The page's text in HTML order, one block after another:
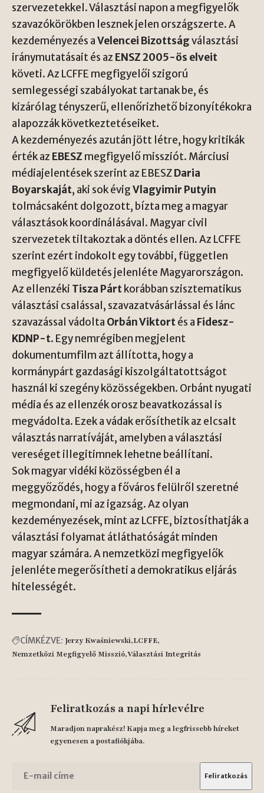
szervezetekkel. Választási napon a megfigyelők
szavazókörökben lesznek jelen országszerte. A
kezdeményezés aVelencei Bizottságválasztási
iránymutatásait és az ENSZ 2005-ös elveit
követi. Az LCFFE megfigyelői szigorú
semlegességi szabályokat tartanak be, és
kizárólag tényszerű, ellenőrizhető bizonyítékokra
alapozzák következtetéseiket.
A kezdeményezés azután jött létre, hogy kritikák
érték az EBESZmegfigyelő missziót. Márciusi
médiajelentések szerint az EBESZDaria
Boyarskaját, aki sok évigVlagyimir Putyin
tolmácsaként dolgozott, bízta meg a magyar
választások koordinálásával. Magyar civil
szervezetek tiltakoztak a döntés ellen. Az LCFFE
szerint ezért indokolt egy további, független
megfigyelő küldetés jelenléte Magyarországon.
Az ellenzéki Tisza Pártkorábban szisztematikus
választási csalással, szavazatvásárlással és lánc
szavazással vádolta Orbán Viktortés a Fidesz-
KDNP-t. Egy nemrégiben megjelent
dokumentumfilm azt állította, hogy a
kormánypárt gazdasági kiszolgáltatottságot
használ ki szegény közösségekben. Orbánt nyugati
média és az ellenzék orosz beavatkozással is
megvádolta. Ezek a vádak erősíthetik az elcsalt
választás narratíváját, amelyben a választási
vereséget illegitimnek lehetne beállítani.
Sok magyar vidéki közösségben él a
meggyőződés, hogy a főváros felülről szeretné
megmondani, mi az igazság. Az olyan
kezdeményezések, mint az LCFFE, biztosíthatják a
választási folyamat átláthatóságát minden
magyar számára. A nemzetközi megfigyelők
jelenléte megerősítheti a demokratikus eljárás
hitelességét.
CÍMKÉZVE: Jerzy Kwaśniewski LCFFE
Nemzetközi Megfigyelő Misszió Választási Integritás
Feliratkozás a napi hírlevélre
Maradjon naprakész! Kapja meg a legfrissebb híreket
egyenesen a postafiókjába.